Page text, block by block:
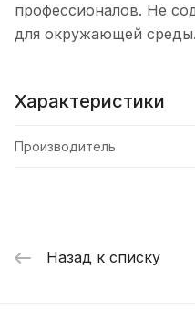
профессионалов. Не
для окружающей среды.
Характеристики
Производитель
Назад к списку